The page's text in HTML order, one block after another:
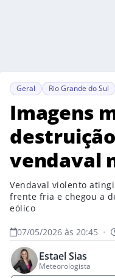
Geral Rio Grande do Sul
Imagens
vendaval
Vendaval violento
frente fria e chegou a
eólico
07/05/2026 às 20:45 •
Estael Sias
Meteorologista